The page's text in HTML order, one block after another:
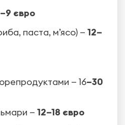
євро
паста, м’ясо) — 12–
— 16–30
— 12–18 євро